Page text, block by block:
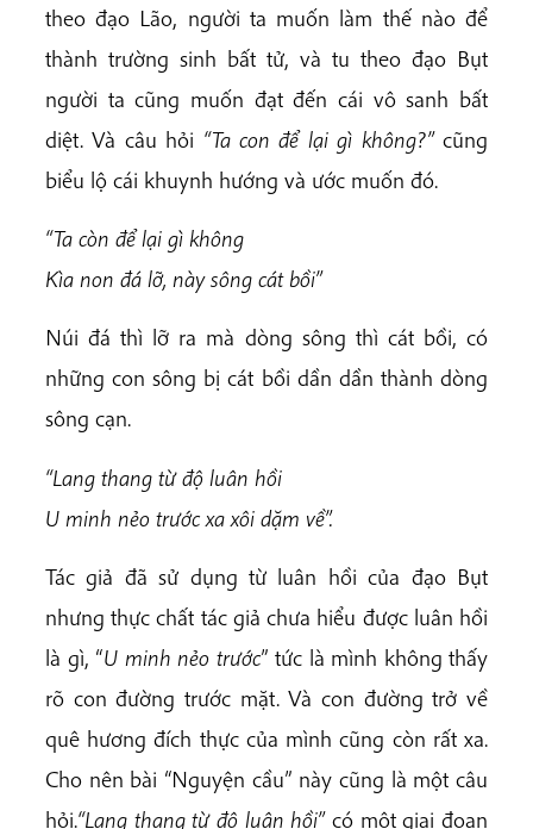
theo đạo Lão, người ta muốn làm thế nào để
thành trường sinh bất tử, và tu theo đạo Bụt
người ta cũng muốn đạt đến cái vô sanh bất
diệt. Và câu hỏi “Ta con để lại gì không?”cũng
biểu lộ cái khuynh hướng và ước muốn đó.
“Ta còn để lại gì không
Kìa non đá lỡ, này sông cát bồi”
Núi đá thì lỡ ra mà dòng sông thì cát bồi, có
những con sông bị cát bồi dần dần thành dòng
sông cạn.
“Lang thang từ độ luân hồi
U minh nẻo trước xa xôi dặm về”.
Tác giả đã sử dụng từ luân hồi của đạo Bụt
nhưng thực chất tác giả chưa hiểu được luân hồi
là gì, “U minh nẻo trước” tức là mình không thấy
rõ con đường trước mặt. Và con đường trở về
quê hương đích thực của mình cũng còn rất xa.
Cho nên bài “Nguyện cầu” này cũng là một câu
hỏi.“Lang thang từ độ luân hồi”có một giai đoạn